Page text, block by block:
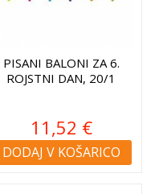
PISANI BALONI ZA 6.
ROJSTNI DAN, 20/1
11,52 €
DODAJ V KOŠARICO